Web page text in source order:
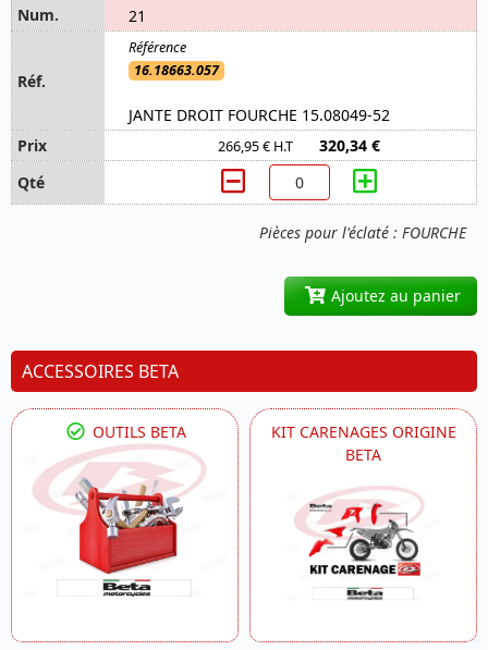
Pièces pour l'éclaté : FOURCHE
21
16.18663.057
JANTE DROIT FOURCHE 15.08049-52
266,95 € H.T 320,34 €
Ajoutez au panier
ACCESSOIRES BETA
OUTILS BETA
KIT CARENAGES ORIGINE
BETA